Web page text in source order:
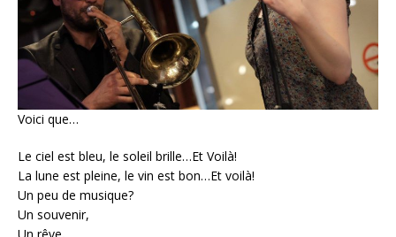
Voici que…
Le ciel est bleu, le soleil brille…Et Voilà!
La lune est pleine, le vin est bon…Et voilà!
Un peu de musique?
Un souvenir,